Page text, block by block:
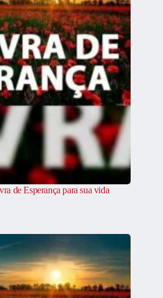
de Esperança para sua vida